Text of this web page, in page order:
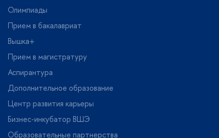
Олимпиады
Прием в бакалавриат
ышка+
Прием в магистратуру
Аспирантура
Дополнительное образование
Центр развития карьеры
Бизнес-инкубатор ВШЭ
Образовательные партнерства